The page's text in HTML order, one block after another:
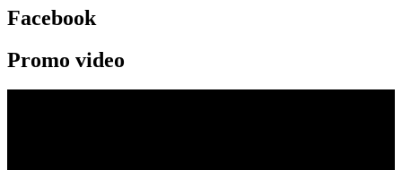
Facebook
Promo video